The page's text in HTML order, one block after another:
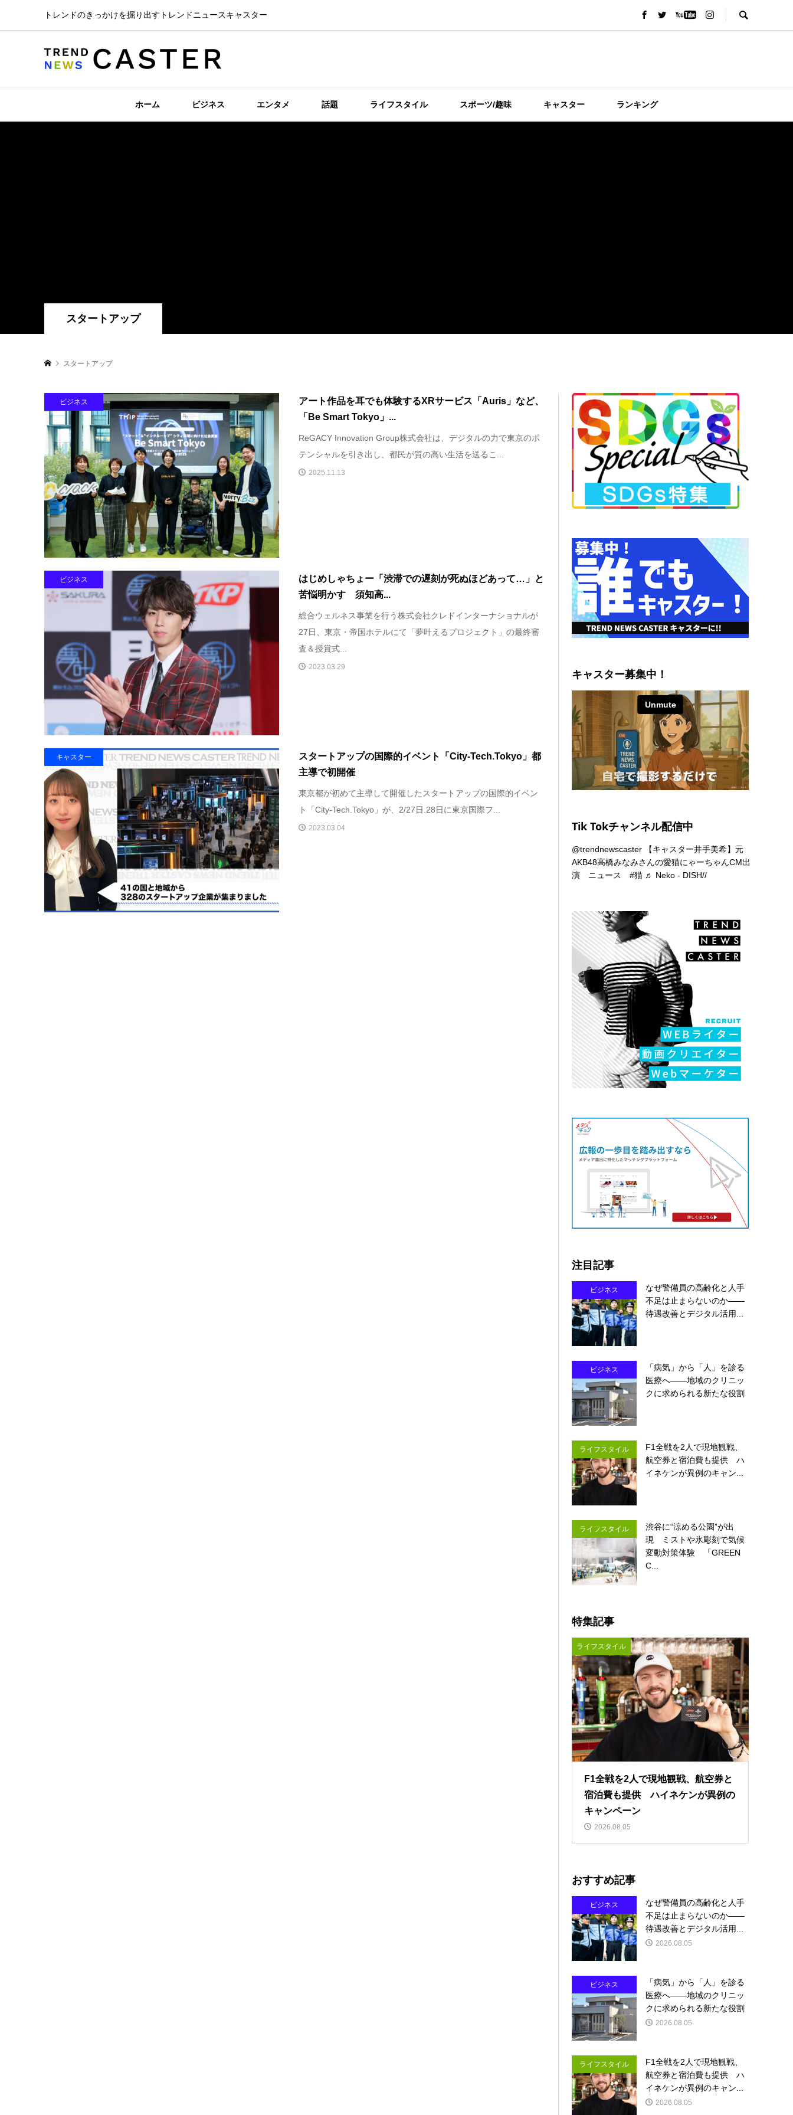
トレンドのきっかけを掘り出すトレンドニュースキャスター
ホーム ビジネス エンタメ 話題 ライフスタイル スポーツ/趣味 キャスター ランキング
スタートアップ
スタートアップ
ビジネス
アート作品を耳でも体験するXRサービス「Auris」など、
「Be Smart Tokyo」...
ReGACY Innovation Group株式会社は、デジタルの力で東京のポ
テンシャルを引き出し、都民が質の高い生活を送るこ...
2025.11.13
ビジネス
はじめしゃちょー「渋滞での遅刻が死ぬほどあって…」と
苦悩明かす 須知高...
総合ウェルネス事業を行う株式会社クレドインターナショナルが
27日、東京・帝国ホテルにて「夢叶えるプロジェクト」の最終審
査＆授賞式...
2023.03.29
キャスター
スタートアップの国際的イベント「City-Tech.Tokyo」都
主導で初開催
東京都が初めて主導して開催したスタートアップの国際的イベン
ト「City-Tech.Tokyo」が、2/27日.28日に東京国際フ...
2023.03.04
キャスター募集中！
Tik Tokチャンネル配信中
@trendnewscaster 【キャスター井手美希】元
AKB48高橋みなみさんの愛猫にゃーちゃんCM出
演 ニュース#猫 ♬ Neko - DISH//
注目記事
ビジネス
なぜ警備員の高齢化と人手
不足は止まらないのか――
待遇改善とデジタル活用...
ビジネス
「病気」から「人」を診る
医療へ――地域のクリニッ
クに求められる新たな役割
ライフスタイル
F1全戦を2人で現地観戦、
航空券と宿泊費も提供 ハ
イネケンが異例のキャン...
ライフスタイル
渋谷に“涼める公園”が出
現 ミストや氷彫刻で気候
変動対策体験 「GREEN
C...
特集記事
ライフスタイル
F1全戦を2人で現地観戦、航空券と
宿泊費も提供 ハイネケンが異例の
キャンペーン
2026.08.05
おすすめ記事
ビジネス
なぜ警備員の高齢化と人手
不足は止まらないのか――
待遇改善とデジタル活用...
2026.08.05
ビジネス
「病気」から「人」を診る
医療へ――地域のクリニッ
クに求められる新たな役割
2026.08.05
ライフスタイル
F1全戦を2人で現地観戦、
航空券と宿泊費も提供 ハ
イネケンが異例のキャン...
2026.08.05